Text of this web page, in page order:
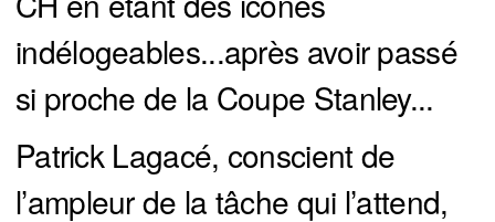
indélogeables...après avoir passé
si proche de la Coupe Stanley...
Patrick Lagacé, conscient de
l’ampleur de la tâche qui l’attend,